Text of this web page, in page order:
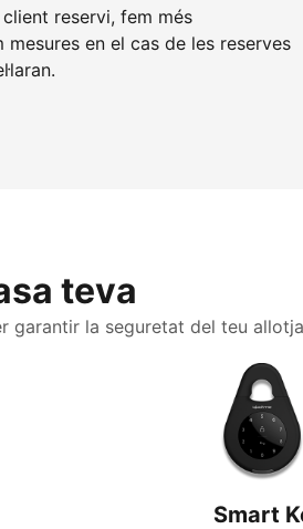
reservi, fem més
en el cas de les reserves
teva
garantir la seguretat del teu
Smart